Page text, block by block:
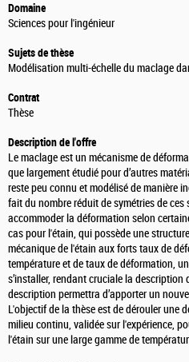
Domaine
Sciences pour l'ingénieur
Sujets de thèse
Modélisation multi-échelle du maclage
Contrat
Thèse
Description de l'offre
Le maclage est un mécanisme de
que largement étudié pour d’autres
reste peu connu et modélisé de manière
fait du nombre réduit de symétries de
accommoder la déformation selon
cas pour l'étain, qui possède une
mécanique de l'étain aux forts taux de
température et de taux de déformation,
s’installer, rendant cruciale la
description permettra d’apporter un
L'objectif de la thèse est de dérouler une
milieu continu, validée sur l'expérience,
l'étain sur une large gamme de